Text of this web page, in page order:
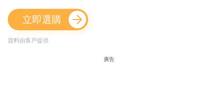
立即選購
資料由客戶提供
廣告